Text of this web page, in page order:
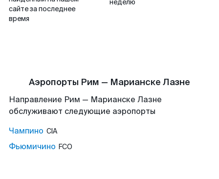
сайте за последнее
время
неделю
Аэропорты Рим — Марианске Лазне
Направление Рим — Марианске Лазне
обслуживают следующие аэропорты
Чампино CIA
Фьюмичино FCO